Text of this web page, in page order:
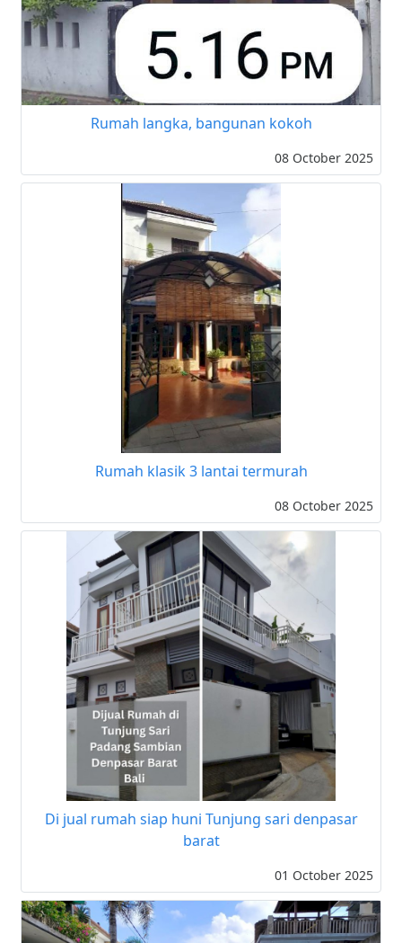
Rumah langka, bangunan kokoh
08 October 2025
Rumah klasik 3 lantai termurah
08 October 2025
Di jual rumah siap huni Tunjung sari denpasar
barat
01 October 2025